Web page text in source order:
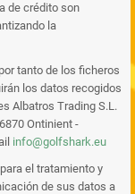
de crédito son
la
tanto de los ficheros
los datos recogidos
Albatros Trading S.L.
Ontinient -
info@golfshark.eu
el tratamiento y
de sus datos a